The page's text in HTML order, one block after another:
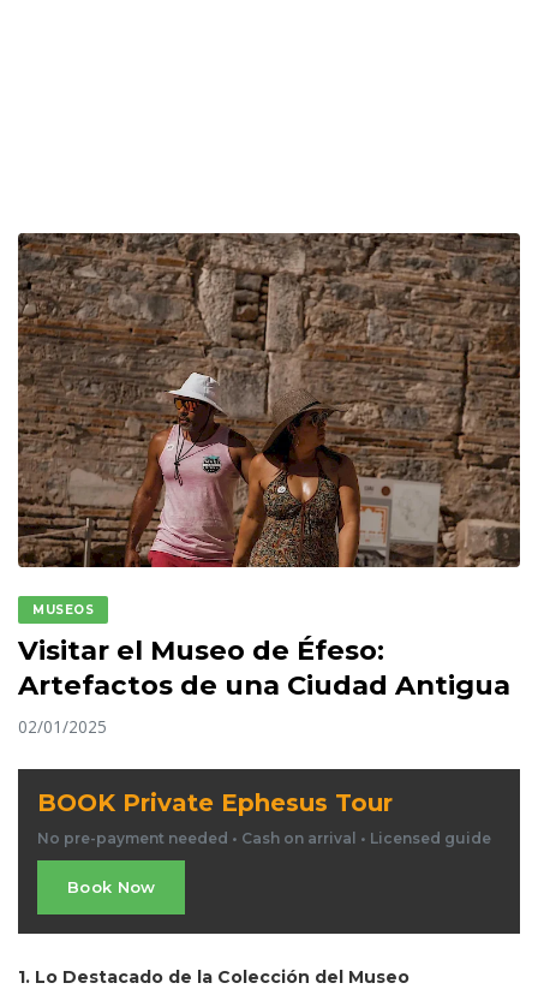
MUSEOS
Visitar el Museo de Éfeso:
Artefactos de una Ciudad Antigua
02/01/2025
BOOK Private Ephesus Tour
No pre-payment needed • Cash on arrival • Licensed guide
Book Now
1. Lo Destacado de la Colección del Museo